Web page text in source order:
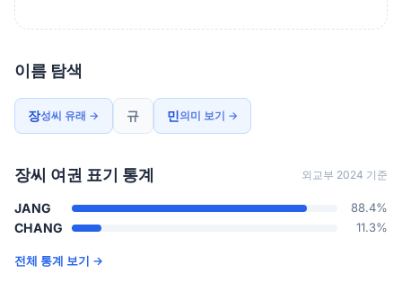
이름 탐색
장성씨 유래 → 규 민의미 보기 →
장씨 여권 표기 통계 외교부 2024 기준
JANG 88.4%
CHANG 11.3%
전체 통계 보기 →